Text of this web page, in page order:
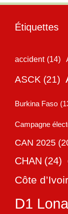
Étiquettes
accident (14)
ASCK (21)
Burkina Faso
Campagne
CAN 2025
CHAN (24)
Côte
D1